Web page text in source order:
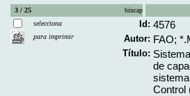
3 / 25
bincap
selecciona
para imprimir
Id: 4576
Autor: FAO;
Título:
de
Control